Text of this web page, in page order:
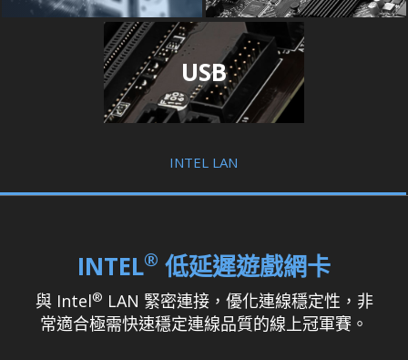
USB
INTEL LAN
INTEL® 低延遲遊戲網卡
與 Intel® LAN 緊密連接，優化連線穩定性，非
常適合極需快速穩定連線品質的線上冠軍賽。